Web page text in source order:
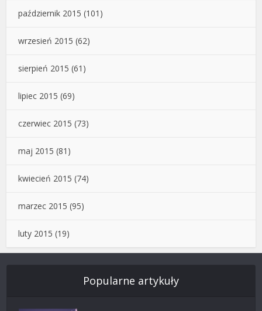
październik 2015 (101)
wrzesień 2015 (62)
sierpień 2015 (61)
lipiec 2015 (69)
czerwiec 2015 (73)
maj 2015 (81)
kwiecień 2015 (74)
marzec 2015 (95)
luty 2015 (19)
Popularne artykuły